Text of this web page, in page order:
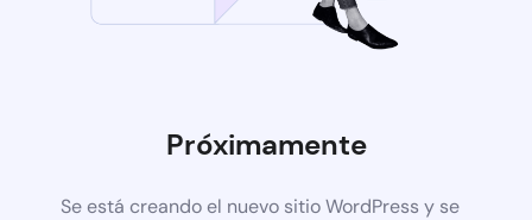
Próximamente
Se está creando el nuevo sitio WordPress y se